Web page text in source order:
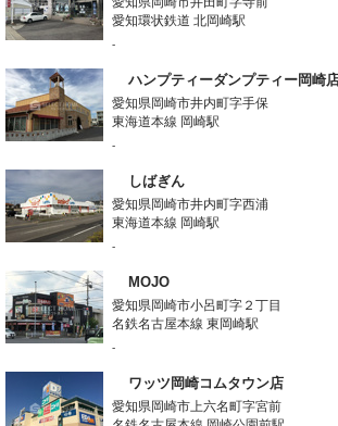
愛知環状鉄道 北岡崎駅
-
ハンプティーダンプティー岡崎
愛知県岡崎市井内町字手保
東海道本線 岡崎駅
-
しばぎん
愛知県岡崎市井内町字西浦
東海道本線 岡崎駅
-
MOJO
愛知県岡崎市小呂町字２丁目
名鉄名古屋本線 東岡崎駅
-
ワッツ岡崎コムタウン店
愛知県岡崎市上六名町字宮前